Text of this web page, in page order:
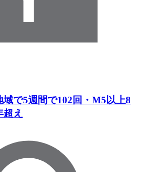
で5週間で102回・M5以上8
え